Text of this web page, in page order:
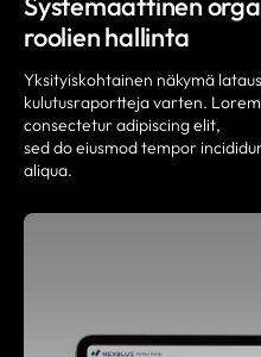
roolien hallinta
Yksityiskohtainen näkymä
kulutusraportteja varten.
consectetur adipiscing elit,
sed do eiusmod tempor
aliqua.